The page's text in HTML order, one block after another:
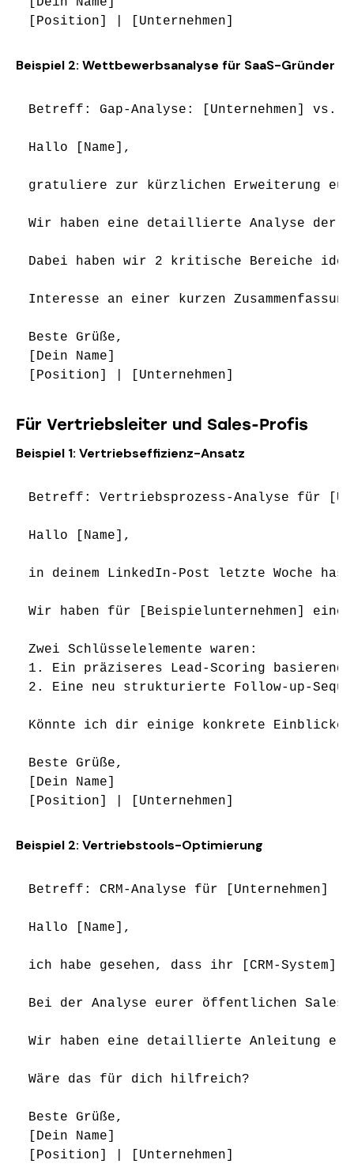
Beispiel 2: Wettbewerbsanalyse für SaaS-Gründer
Betreff: Gap-Analyse: [Unternehmen] vs.
Hallo [Name],
gratuliere zur kürzlichen Erweiterung
Wir haben eine detaillierte Analyse der
Dabei haben wir 2 kritische Bereiche
Interesse an einer kurzen
Beste Grüße,
[Dein Name]
Für Vertriebsleiter und Sales-Profis
Beispiel 1: Vertriebseffizienz-Ansatz
Betreff: Vertriebsprozess-Analyse für
Hallo [Name],
in deinem LinkedIn-Post letzte Woche
Wir haben für [Beispielunternehmen]
Zwei Schlüsselelemente waren:
1. Ein präziseres Lead-Scoring basierend
2. Eine neu strukturierte Follow-up-
Könnte ich dir einige konkrete Einblicke
Beste Grüße,
[Dein Name]
Beispiel 2: Vertriebstools-Optimierung
Betreff: CRM-Analyse für [Unternehmen]
Hallo [Name],
ich habe gesehen, dass ihr [CRM-
Bei der Analyse eurer öffentlichen
Wir haben eine detaillierte Anleitung
Wäre das für dich hilfreich?
Beste Grüße,
[Dein Name]